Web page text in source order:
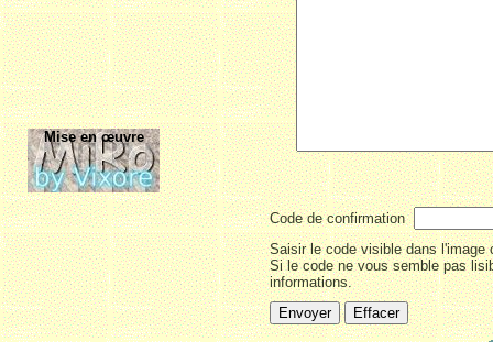
Mise en œuvre
Code de confirmation
Saisir le code visible dans l'image
Si le code ne vous semble pas
informations.